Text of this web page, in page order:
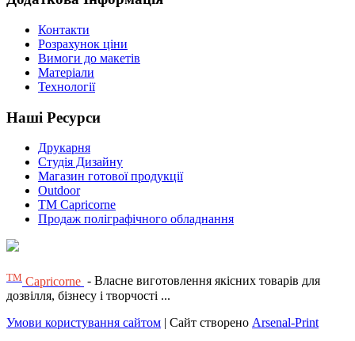
Контакти
Розрахунок ціни
Вимоги до макетів
Матеріали
Технології
Наші Ресурси
Друкарня
Студія Дизайну
Магазин готової продукції
Outdoor
TM Capricorne
Продаж поліграфічного обладнання
ТМ Capricorne - Власне виготовлення якісних товарів для
дозвілля, бізнесу і творчості ...
Умови користування сайтом | Сайт створено Arsenal-Print